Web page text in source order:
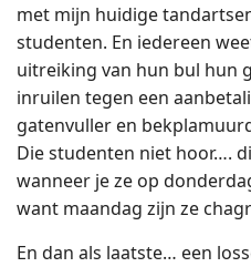
met mijn huidige
studenten. En iedereen
uitreiking van hun bul hun
inruilen tegen een
gatenvuller en
Die studenten niet hoor….
wanneer je ze op
want maandag zijn ze
En dan als laatste… een